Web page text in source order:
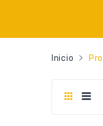
Inicio